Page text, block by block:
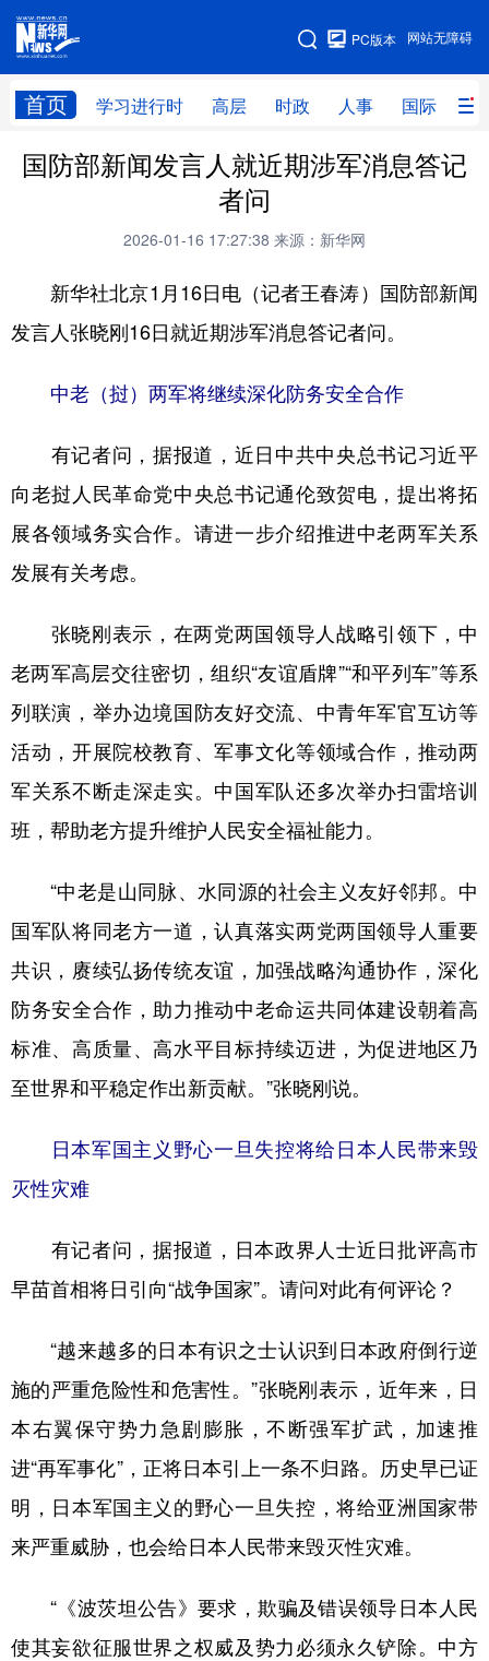
网站无障碍
PC版本
首页 学习进行时 高层 时政 人事 国际 财
网站地图
学习进行时 高层 时政 人事
科技 科创 量子 体育
书画 健康
访谈 视频 图片 政务
食品 人居 信息化 数字经济
学术中国 乡村振兴 银龄 溯源中国
城市
彩票 娱乐 时尚 悦读
公益 一带一路 亚太网 上市公司
文化产业
地方频道
北京 天津 河北
辽宁 吉林 上海 江苏
浙江 安徽 福建 江西
山东 河南 湖北 湖南
多语种频道
English Español Français عربى
Русский язык 日本語 한국어
Deutsch Português
国防部新闻发言人就近期涉军消息答记
者问
2026-01-16 17:27:38 来源：新华网
新华社北京1月16日电（记者王春涛）国防部新闻
发言人张晓刚16日就近期涉军消息答记者问。
中老（挝）两军将继续深化防务安全合作
有记者问，据报道，近日中共中央总书记习近平
向老挝人民革命党中央总书记通伦致贺电，提出将拓
展各领域务实合作。请进一步介绍推进中老两军关系
发展有关考虑。
张晓刚表示，在两党两国领导人战略引领下，中
老两军高层交往密切，组织“友谊盾牌”“和平列车”等系
列联演，举办边境国防友好交流、中青年军官互访等
活动，开展院校教育、军事文化等领域合作，推动两
军关系不断走深走实。中国军队还多次举办扫雷培训
班，帮助老方提升维护人民安全福祉能力。
“中老是山同脉、水同源的社会主义友好邻邦。中
国军队将同老方一道，认真落实两党两国领导人重要
共识，赓续弘扬传统友谊，加强战略沟通协作，深化
防务安全合作，助力推动中老命运共同体建设朝着高
标准、高质量、高水平目标持续迈进，为促进地区乃
至世界和平稳定作出新贡献。”张晓刚说。
日本军国主义野心一旦失控将给日本人民带来毁
灭性灾难
有记者问，据报道，日本政界人士近日批评高市
早苗首相将日引向“战争国家”。请问对此有何评论？
“越来越多的日本有识之士认识到日本政府倒行逆
施的严重危险性和危害性。”张晓刚表示，近年来，日
本右翼保守势力急剧膨胀，不断强军扩武，加速推
进“再军事化”，正将日本引上一条不归路。历史早已证
明，日本军国主义的野心一旦失控，将给亚洲国家带
来严重威胁，也会给日本人民带来毁灭性灾难。
“《波茨坦公告》要求，欺骗及错误领导日本人民
使其妄欲征服世界之权威及势力必须永久铲除。中方